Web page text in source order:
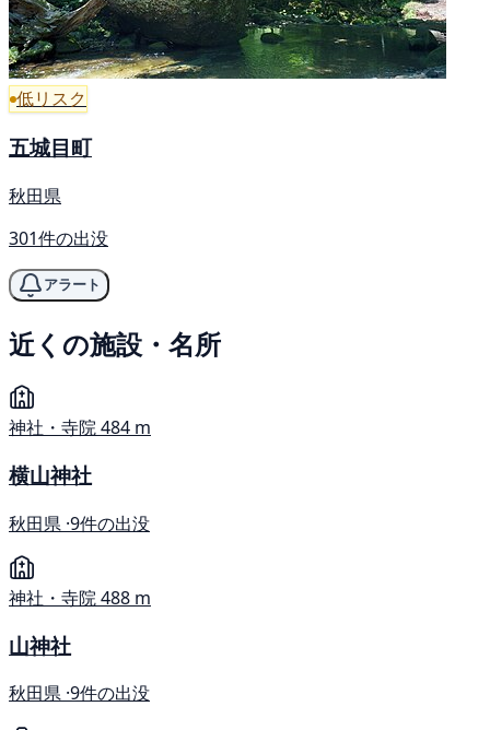
低リスク
五城目町
秋田県
301件の出没
アラート
近くの施設・名所
神社・寺院484 m
横山神社
秋田県 ·9件の出没
神社・寺院488 m
山神社
秋田県 ·9件の出没